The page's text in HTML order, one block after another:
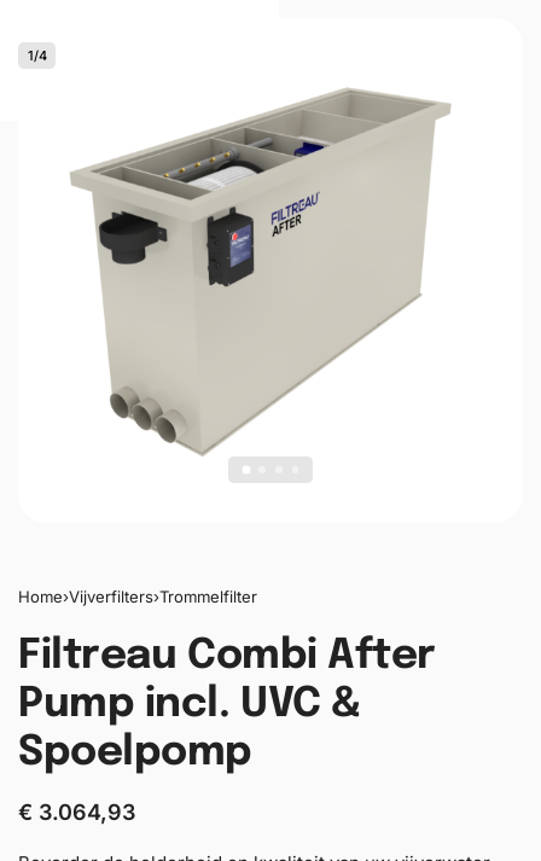
1/4
Home›Vijverfilters›Trommelfilter
Filtreau Combi After
Pump incl. UVC &
Spoelpomp
€ 3.064,93